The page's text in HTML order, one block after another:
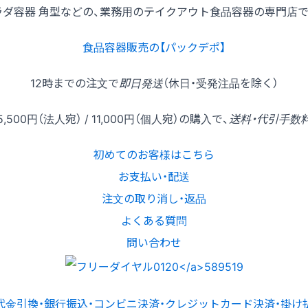
容器 角型などの、業務用のテイクアウト食品容器の専門店で
食品容器販売の【パックデポ】
12時までの注文で即日発送（休日・受発注品を除く）
円（法人宛） / 11,000円（個人宛）の購入で、 送料・代引手数
初めてのお客様はこちら
お支払い・配送
注文の取り消し・返品
よくある質問
問い合わせ